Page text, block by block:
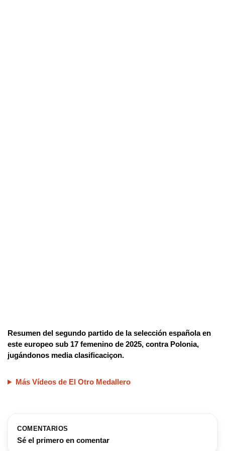
Resumen del segundo partido de la selección española en
este europeo sub 17 femenino de 2025, contra Polonia,
jugándonos media clasificaciçon.
Más Vídeos de El Otro Medallero
COMENTARIOS
Sé el primero en comentar